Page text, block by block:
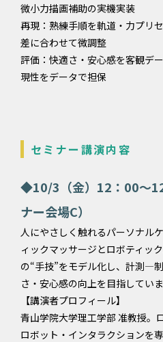
微小力描画補助の実機実装
再現：熟練手順を軌道・力プリ
差に合わせて微調整
評価：快適さ・安心感を客観デ
現性をデータで担保
セミナー講演内容
◆10/3（金）12：00～
ナー会場C）
人にやさしく触れるパーソナル
ィックマッサージとロボティッ
の“手技”をモデル化し、計測—
さ・安心感の向上を目指していま
【講演者プロフィール】
青山学院大学理工学部 准教授。
ロボット・インタラクションを